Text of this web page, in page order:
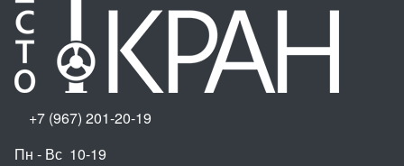
+7 (967) 201-20-19
Пн - Вс 10-19